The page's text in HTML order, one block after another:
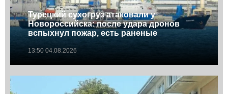
Турецкий сухогруз атаковали у
Новороссийска: после удара дронов
вспыхнул пожар, есть раненые
13:50 04.08.2026